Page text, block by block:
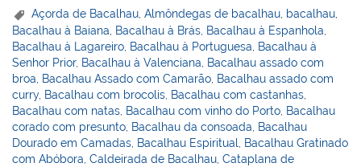
er
e
st
k
e
dI
n
c
e
b
o
o
k
itt
er
ai
l
h
o
o
M
ai
l
t
ar
e
Açorda de Bacalhau ,Almôndegas de bacalhau bacalhau
Bacalhau à Baiana, Bacalhau à Brás, Bacalhau à Espanhola,
Bacalhau à Lagareiro, Bacalhau à Portuguesa, Bacalhau à
Senhor Prior, Bacalhau à Valenciana, Bacalhau assado com
broa, Bacalhau Assado com Camarão, Bacalhau assado com
curry, Bacalhau com brocolis, Bacalhau com castanhas,
Bacalhau com natas, Bacalhau com vinho do Porto, Bacalhau
corado com presunto, Bacalhau da consoada, Bacalhau
Dourado em Camadas, Bacalhau Espiritual, Bacalhau Gratinado
com Abóbora,Caldeirada de Bacalhau,Cataplana de